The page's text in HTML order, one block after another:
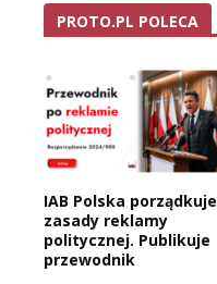
PROTO.PL POLECA
IAB Polska porządkuje
zasady reklamy
politycznej. Publikuje
przewodnik